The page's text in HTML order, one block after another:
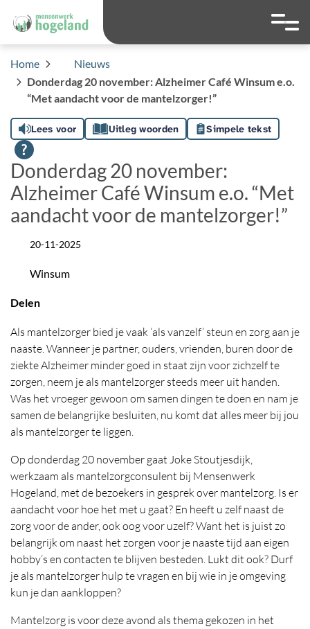
Hoog contrast
Ga naar
Home
Nieuws
Donderdag 20 november: Alzheimer Café Winsum e.o.
“Met aandacht voor de mantelzorger!”
Lees voor Uitleg woorden Simpele tekst
Donderdag 20 november:
Alzheimer Café Winsum e.o. “Met
aandacht voor de mantelzorger!”
Datum
20-11-2025
LocatieWinsum
Delen
Als mantelzorger bied je vaak ‘als vanzelf’ steun en zorg aan je
naaste. Wanneer je partner, ouders, vrienden, buren door de
ziekte Alzheimer minder goed in staat zijn voor zichzelf te
zorgen, neem je als mantelzorger steeds meer uit handen.
Was het vroeger gewoon om samen dingen te doen en nam je
samen de belangrijke besluiten, nu komt dat alles meer bij jou
als mantelzorger te liggen.
Op donderdag 20 november gaat Joke Stoutjesdijk,
werkzaam als mantelzorgconsulent bij Mensenwerk
Hogeland, met de bezoekers in gesprek over mantelzorg. Is er
aandacht voor hoe het met u gaat? En heeft u zelf naast de
zorg voor de ander, ook oog voor uzelf? Want het is juist zo
belangrijk om naast het zorgen voor je naaste tijd aan eigen
hobby’s en contacten te blijven besteden. Lukt dit ook? Durf
je als mantelzorger hulp te vragen en bij wie in je omgeving
kun je dan aankloppen?
Mantelzorg is voor deze avond als thema gekozen in het